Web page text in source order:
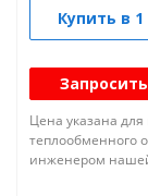
Купить в
Цена указана
теплообменного
инженером